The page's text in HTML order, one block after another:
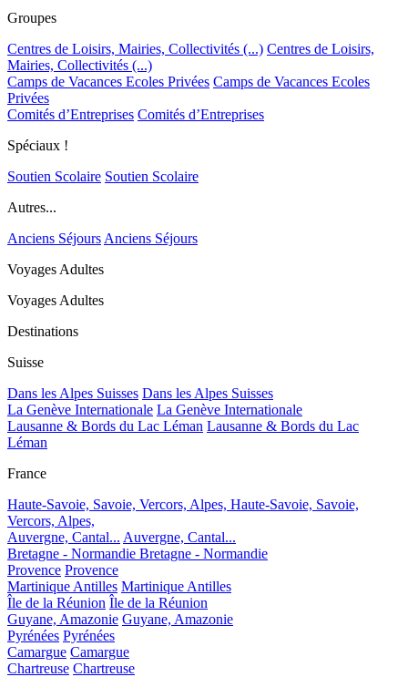
Groupes
Centres de Loisirs, Mairies, Collectivités (...) Centres de Loisirs,
Mairies, Collectivités (...)
Camps de Vacances Ecoles Privées Camps de Vacances Ecoles
Privées
Comités d’Entreprises Comités d’Entreprises
Spéciaux !
Soutien Scolaire Soutien Scolaire
Autres...
Anciens SéjoursAnciens Séjours
Voyages Adultes
Voyages Adultes
Destinations
Suisse
Dans les Alpes Suisses Dans les Alpes Suisses
La Genève Internationale La Genève Internationale
Lausanne & Bords du Lac Léman Lausanne & Bords du Lac
Léman
France
Haute-Savoie, Savoie, Vercors, Alpes, Haute-Savoie, Savoie,
Vercors, Alpes,
Auvergne, Cantal... Auvergne, Cantal...
Bretagne - Normandie Bretagne - Normandie
Provence Provence
Martinique Antilles Martinique Antilles
Île de la Réunion Île de la Réunion
Guyane, Amazonie Guyane, Amazonie
Pyrénées Pyrénées
Camargue Camargue
Chartreuse Chartreuse